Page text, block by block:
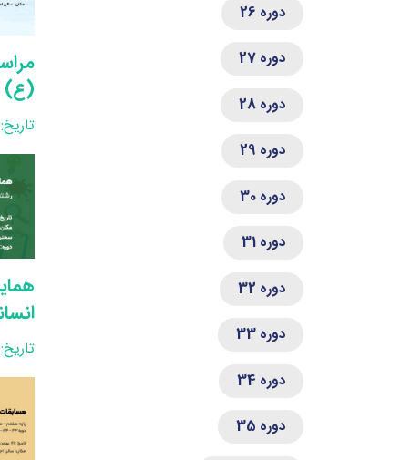
دوره 26
دوره 27
دوره 28
دوره 29
دوره 30
دوره 31
دوره 32
دوره 33
دوره 34
دوره 35
(ع)
تاریخ: 1405/02/08
تاریخ: 1404/11/27